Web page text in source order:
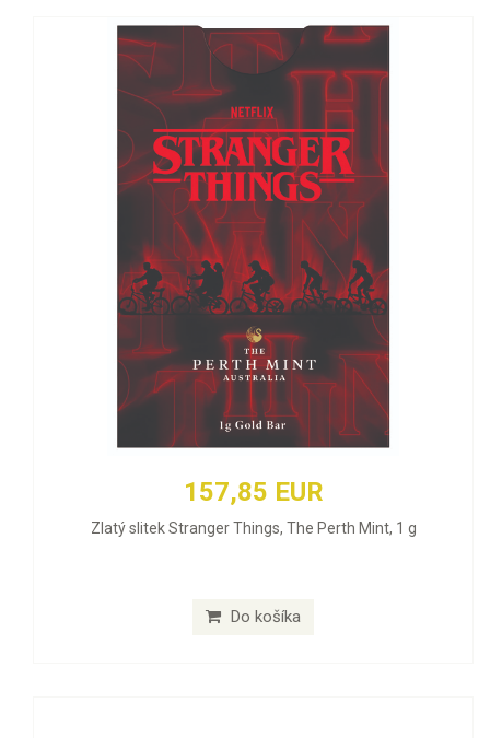
157,85 EUR
Zlatý slitek Stranger Things, The Perth Mint, 1 g
Do košíka